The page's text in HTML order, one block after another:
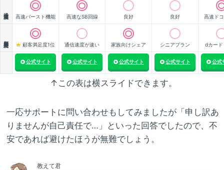
高速バースト機能 高速なSB回線 良好 良好 高速ド
顧客満足度1位 通信速度が速い 家族向けシェア シニアプラン dカード
公式サイト 公式サイト 公式サイト 公式サイト 公式
↑この表は横スライドできます。
一応サポートに問い合わせもしてみましたが「申し訳あ
りませんが自己責任で…」といった回答でしたので、不
安であれば避けたほうが無難でしょう。
教えて君